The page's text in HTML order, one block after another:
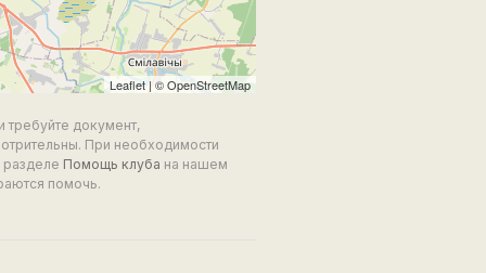
Leaflet | ©OpenStreetMap
документ,
При необходимости
разделе Помощь клуба на нашем
помочь.